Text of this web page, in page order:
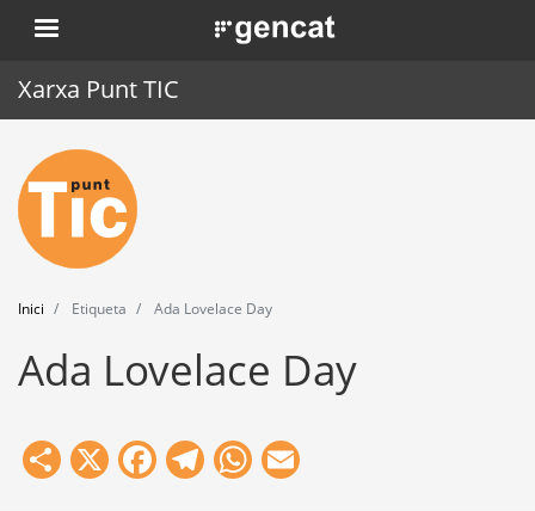
Vés
al
. Obre en una nova finestra.
Xarxa Punt TIC
Inici
Punt TIC
Actualitat
Agenda
Formació
Eines
Inici Etiqueta Ada Lovelace Day
Ada Lovelace Day
Share
X Facebook
Telegram
WhatsApp